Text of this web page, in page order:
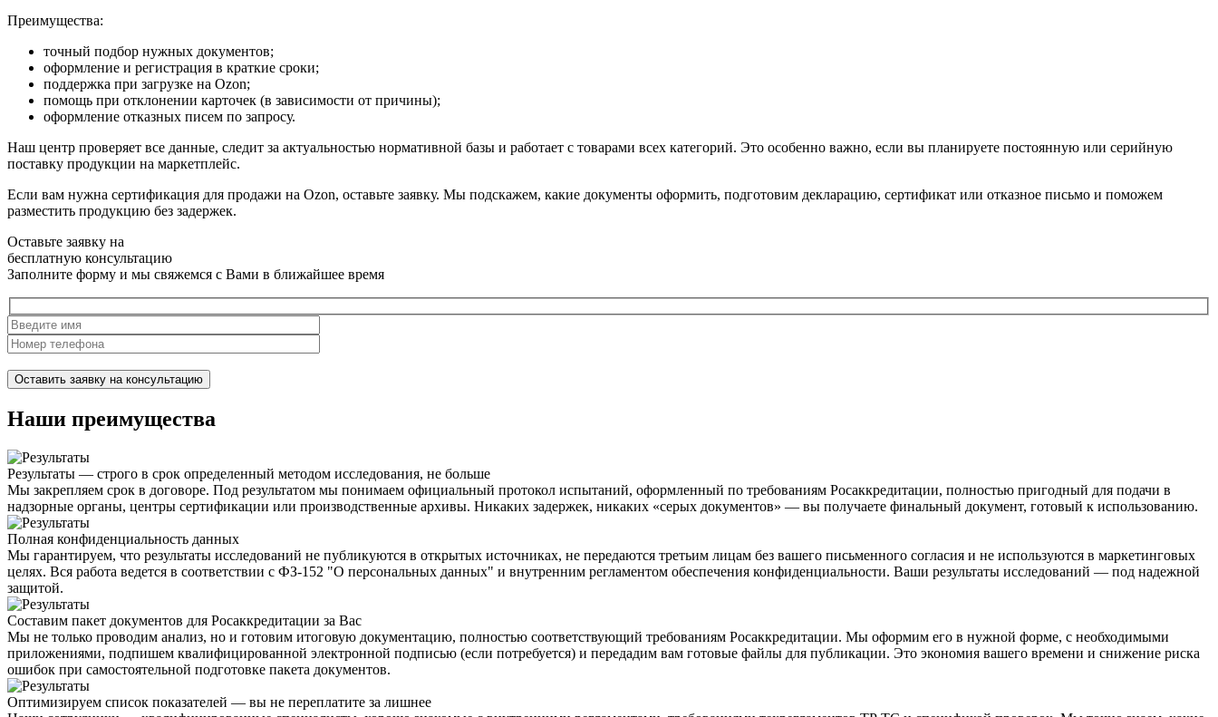
Преимущества:
точный подбор нужных документов;
оформление и регистрация в краткие сроки;
поддержка при загрузке на Ozon;
помощь при отклонении карточек (в зависимости от причины);
оформление отказных писем по запросу.
Наш центр проверяет все данные, следит за актуальностью нормативной базы и работает с товарами всех категорий. Это особенно важно, если вы планируете постоянную или серийную
поставку продукции на маркетплейс.
Если вам нужна сертификация для продажи на Ozon, оставьте заявку. Мы подскажем, какие документы оформить, подготовим декларацию, сертификат или отказное письмо и поможем
разместить продукцию без задержек.
Оставьте заявку на
бесплатную консультацию
Заполните форму и мы свяжемся с Вами в ближайшее время
Наши преимущества
Результаты — строго в срок определенный методом исследования, не больше
Мы закрепляем срок в договоре. Под результатом мы понимаем официальный протокол испытаний, оформленный по требованиям Росаккредитации, полностью пригодный для подачи в
надзорные органы, центры сертификации или производственные архивы. Никаких задержек, никаких «серых документов» — вы получаете финальный документ, готовый к использованию.
Полная конфиденциальность данных
Мы гарантируем, что результаты исследований не публикуются в открытых источниках, не передаются третьим лицам без вашего письменного согласия и не используются в маркетинговых
целях. Вся работа ведется в соответствии с ФЗ-152 "О персональных данных" и внутренним регламентом обеспечения конфиденциальности. Ваши результаты исследований — под надежной
защитой.
Составим пакет документов для Росаккредитации за Вас
Мы не только проводим анализ, но и готовим итоговую документацию, полностью соответствующий требованиям Росаккредитации. Мы оформим его в нужной форме, с необходимыми
приложениями, подпишем квалифицированной электронной подписью (если потребуется) и передадим вам готовые файлы для публикации. Это экономия вашего времени и снижение риска
ошибок при самостоятельной подготовке пакета документов.
Оптимизируем список показателей — вы не переплатите за лишнее